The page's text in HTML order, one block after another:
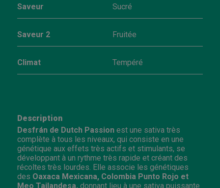
Saveur Sucré
Saveur 2 Fruitée
Climat Tempéré
Description
Desfrán de Dutch Passion est une sativa très
complète à tous les niveaux, qui consiste en une
génétique aux effets très actifs et stimulants, se
développant à un rythme très rapide et créant des
récoltes très lourdes. Elle associe les génétiques
des Oaxaca Mexicana, Colombia Punto Rojo et
Meo Tailandesa, donnant lieu à une sativa puissante